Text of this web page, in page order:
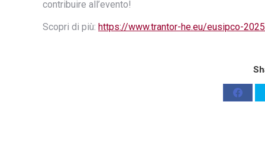
contribuire all’evento!
Scopri di più: https://www.trantor-he.eu/eusipco-
Share